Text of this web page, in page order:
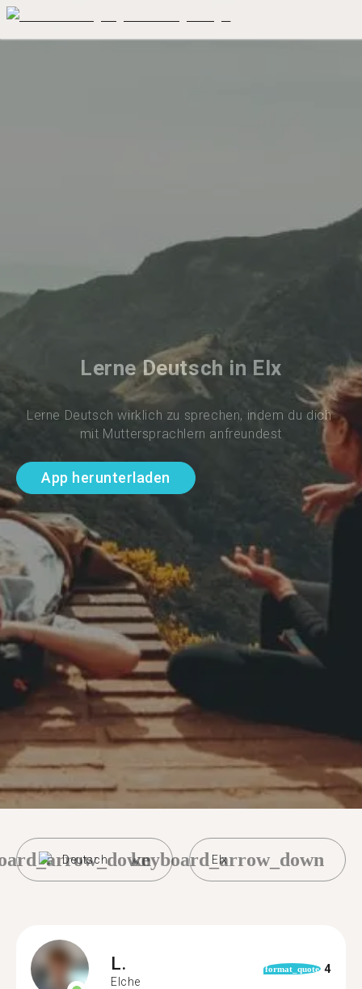
Lerne Deutsch in Elx
Lerne Deutsch wirklich zu sprechen, indem du dich
mit Muttersprachlern anfreundest
App herunterladen
Deutsch Elx
keyboard_arrow_down
L.
Elche
format_quote 4